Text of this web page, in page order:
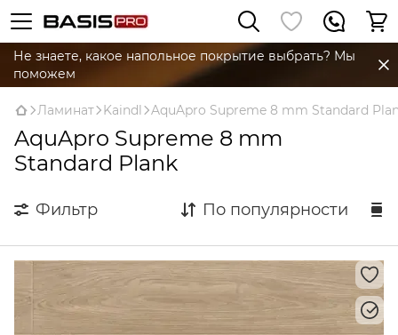
Не знаете, какое напольное покрытие выбрать? Мы
поможем
Ламинат Kaindl AquApro Supreme 8 mm Standard
AquApro Supreme 8 mm
Standard Plank
Фильтр По популярности